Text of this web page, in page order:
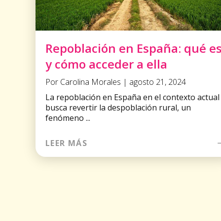
Repoblación en España: qué
y cómo acceder a ella
Por Carolina Morales | agosto 21, 2024
La repoblación en España en el contexto actual
busca revertir la despoblación rural, un
fenómeno ...
LEER MÁS